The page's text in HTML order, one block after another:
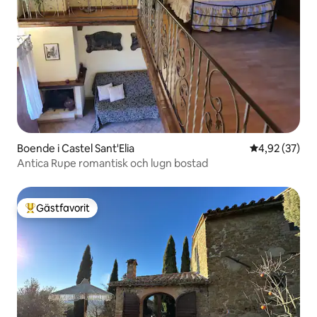
Boende i Castel Sant'Elia 4,92 av 5 i
4,92 (37)
Antica Rupe romantisk och lugn bostad
Populär gästfavorit
Gästfavorit